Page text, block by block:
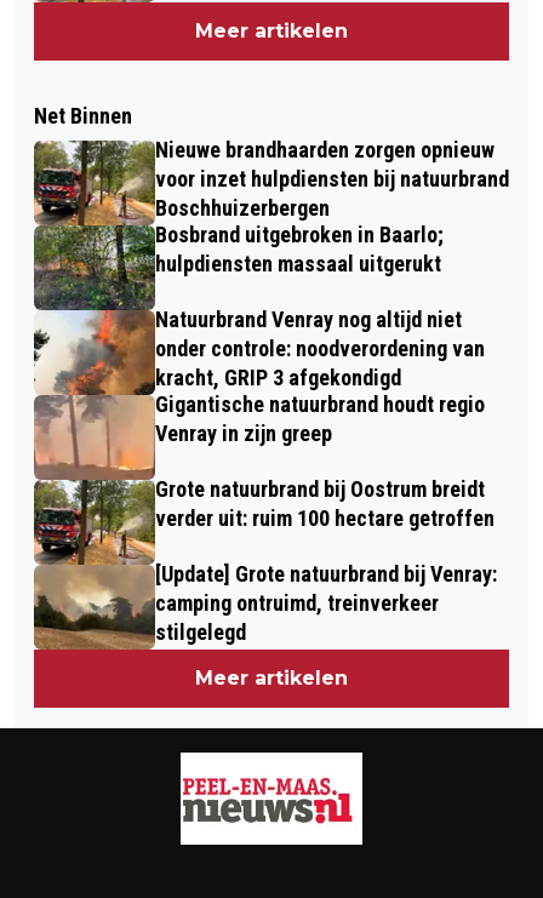
Meer artikelen
Net Binnen
Nieuwe brandhaarden zorgen opnieuw
voor inzet hulpdiensten bij natuurbrand
Boschhuizerbergen
Bosbrand uitgebroken in Baarlo;
hulpdiensten massaal uitgerukt
Natuurbrand Venray nog altijd niet
onder controle: noodverordening van
kracht, GRIP 3 afgekondigd
Gigantische natuurbrand houdt regio
Venray in zijn greep
Grote natuurbrand bij Oostrum breidt
verder uit: ruim 100 hectare getroffen
[Update] Grote natuurbrand bij Venray:
camping ontruimd, treinverkeer
stilgelegd
Meer artikelen